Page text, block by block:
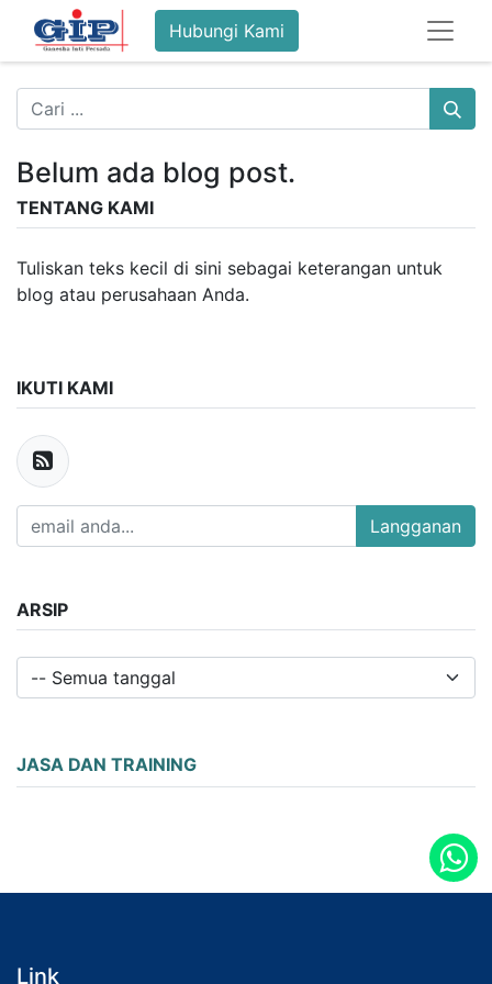
Hubungi Kami
Belum ada blog post.
TENTANG KAMI
Tuliskan teks kecil di sini sebagai keterangan untuk
blog atau perusahaan Anda.
IKUTI KAMI
Langganan
ARSIP
JASA DAN TRAINING
Link